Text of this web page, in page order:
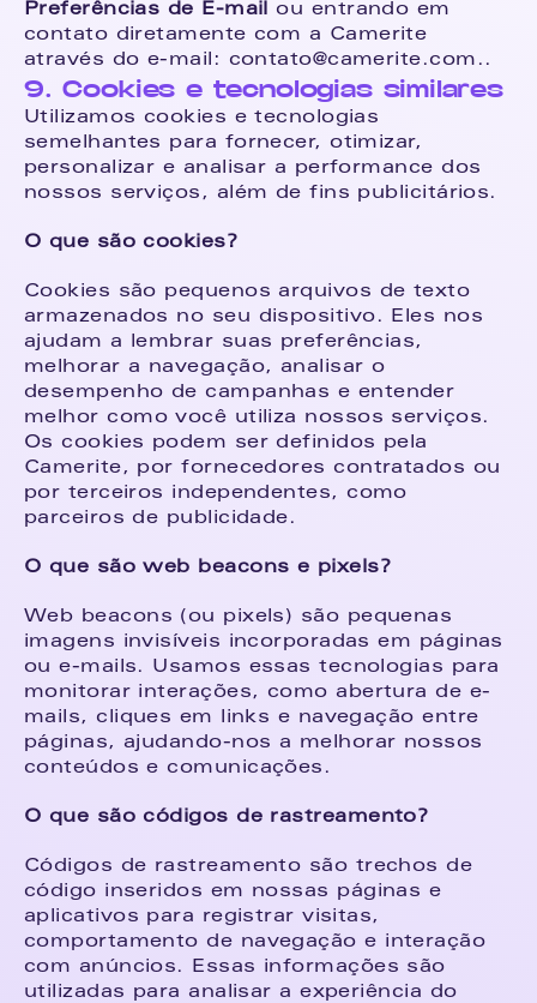
Preferências de E-mail ou entrando em
contato diretamente com a Camerite
através do e-mail: contato@camerite.com..
9. Cookies e tecnologias similares
Utilizamos cookies e tecnologias
semelhantes para fornecer, otimizar,
personalizar e analisar a performance dos
nossos serviços, além de fins publicitários.
O que são cookies?
Cookies são pequenos arquivos de texto
armazenados no seu dispositivo. Eles nos
ajudam a lembrar suas preferências,
melhorar a navegação, analisar o
desempenho de campanhas e entender
melhor como você utiliza nossos serviços.
Os cookies podem ser definidos pela
Camerite, por fornecedores contratados ou
por terceiros independentes, como
parceiros de publicidade.
O que são web beacons e pixels?
Web beacons (ou pixels) são pequenas
imagens invisíveis incorporadas em páginas
ou e-mails. Usamos essas tecnologias para
monitorar interações, como abertura de e-
mails, cliques em links e navegação entre
páginas, ajudando-nos a melhorar nossos
conteúdos e comunicações.
O que são códigos de rastreamento?
Códigos de rastreamento são trechos de
código inseridos em nossas páginas e
aplicativos para registrar visitas,
comportamento de navegação e interação
com anúncios. Essas informações são
utilizadas para analisar a experiência do